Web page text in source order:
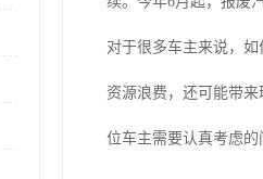
对于很多车主来说，
资源浪费，还可能带
位车主需要认真考虑的